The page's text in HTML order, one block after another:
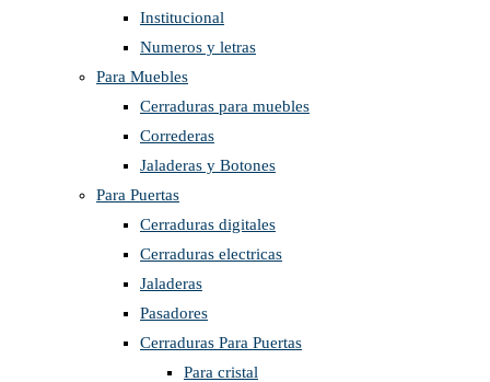
Institucional
Numeros y letras
Para Muebles
Cerraduras para muebles
Correderas
Jaladeras y Botones
Para Puertas
Cerraduras digitales
Cerraduras electricas
Jaladeras
Pasadores
Cerraduras Para Puertas
Para cristal